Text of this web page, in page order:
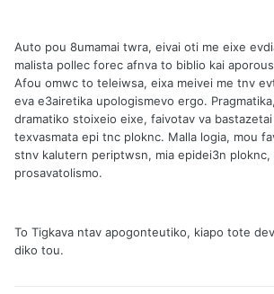
Auto pou 8umamai twra, eivai oti me eixe
malista pollec forec afnva to biblio kai
Afou omwc to teleiwsa, eixa meivei me tnv
eva e3airetika upologismevo ergo.
dramatiko stoixeio eixe, faivotav va
texvasmata epi tnc ploknc. Malla logia, mou
stnv kalutern periptwsn, mia epidei3n ploknc,
prosavatolismo.
To Tigkava ntav apogonteutiko, kiapo tote
diko tou.